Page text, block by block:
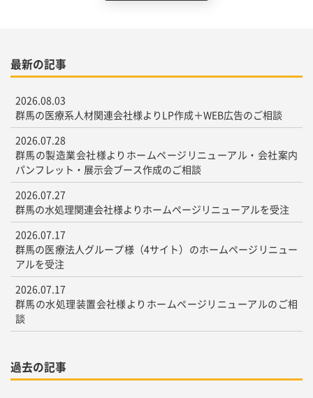
最新の記事
2026.08.03
群馬の医療系人材関連会社様よりLP作成＋WEB広告のご相談
2026.07.28
群馬の製造業会社様よりホームページリニューアル・会社案内
パンフレット・展示会ブース作成のご相談
2026.07.27
群馬の水処理関連会社様よりホームページリニューアルを受注
2026.07.17
群馬の医療法人グループ様（4サイト）のホームページリニュー
アルを受注
2026.07.17
群馬の水処理装置会社様よりホームページリニューアルのご相
談
過去の記事